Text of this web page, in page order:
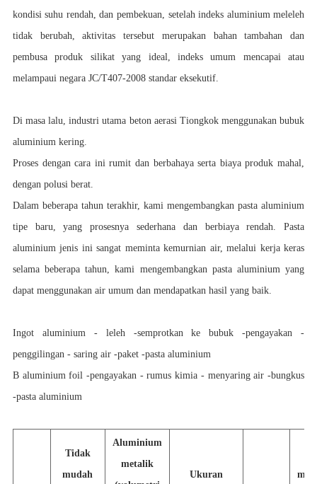
kondisi suhu rendah, dan pembekuan, setelah indeks aluminium meleleh
tidak berubah, aktivitas tersebut merupakan bahan tambahan dan
pembusa produk silikat yang ideal, indeks umum mencapai atau
melampaui negara JC/T407-2008 standar eksekutif.
Di masa lalu, industri utama beton aerasi Tiongkok menggunakan bubuk
aluminium kering.
Proses dengan cara ini rumit dan berbahaya serta biaya produk mahal,
dengan polusi berat.
Dalam beberapa tahun terakhir, kami mengembangkan pasta aluminium
tipe baru, yang prosesnya sederhana dan berbiaya rendah. Pasta
aluminium jenis ini sangat meminta kemurnian air, melalui kerja keras
selama beberapa tahun, kami mengembangkan pasta aluminium yang
dapat menggunakan air umum dan mendapatkan hasil yang baik.
Ingot aluminium - leleh -semprotkan ke bubuk -pengayakan -
penggilingan - saring air -paket -pasta aluminium
B aluminium foil -pengayakan - rumus kimia - menyaring air -bungkus
-pasta aluminium
Tidak
mudah
Aluminium
metalik
Ukuran